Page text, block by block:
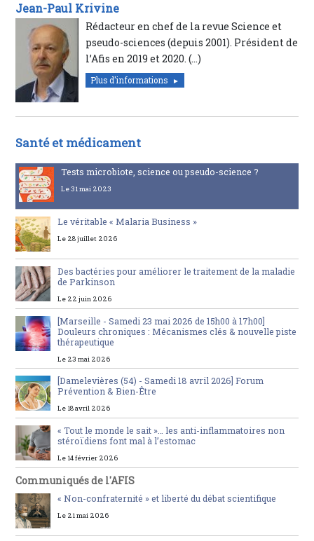
Jean-Paul Krivine
Rédacteur en chef de la revue Science et
pseudo-sciences (depuis 2001). Président de
l’Afis en 2019 et 2020. (…)
Plus d'informations
Santé et médicament
Tests microbiote, science ou pseudo-science ?
Le 31 mai 2023
Le véritable « Malaria Business »
Le 28 juillet 2026
Des bactéries pour améliorer le traitement de la maladie
de Parkinson
Le 22 juin 2026
[Marseille - Samedi 23 mai 2026 de 15h00 à 17h00]
Douleurs chroniques : Mécanismes clés & nouvelle piste
thérapeutique
Le 23 mai 2026
[Damelevières (54) - Samedi 18 avril 2026] Forum
Prévention & Bien-Être
Le 18 avril 2026
« Tout le monde le sait »… les anti-inflammatoires non
stéroïdiens font mal à l’estomac
Le 14 février 2026
Communiqués de l'AFIS
« Non-confraternité » et liberté du débat scientifique
Le 21 mai 2026